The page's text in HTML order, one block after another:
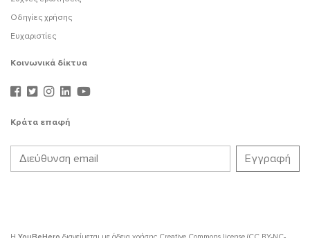
Οδηγίες χρήσης
Ευχαριστίες
Κοινωνικά δίκτυα
Κράτα επαφή